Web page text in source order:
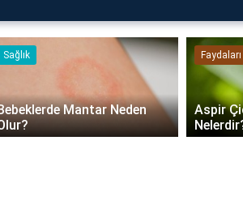
Faydaları
Çiçeği Faydaları
Blog
Daire